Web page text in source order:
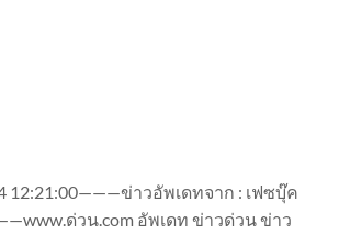
12:21:00———ข่าวอัพเดทจาก : เฟซบุ๊ค
ด่วน.com อัพเดท ข่าวด่วน ข่าว